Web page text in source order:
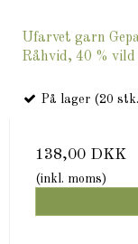
Ufarvet garn
Råhvid, 40 %
På lager (20
138,00 DKK
(inkl. moms)